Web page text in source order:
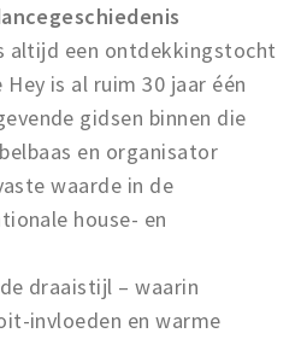
altijd een ontdekkingstocht
is al ruim 30 jaar één
gidsen binnen die
en organisator
waarde in de
house- en
draaistijl – waarin
invloeden en warme